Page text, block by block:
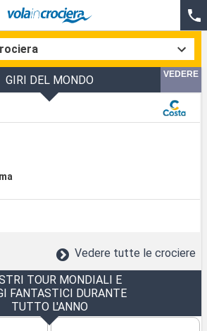
GIRI DEL MONDO VEDERE
Vedere tutte le crociere
TOUR MONDIALI E
FANTASTICI DURANTE
TUTTO L'ANNO